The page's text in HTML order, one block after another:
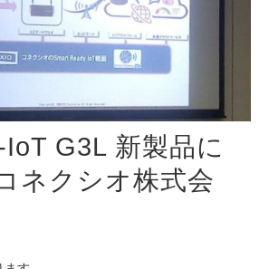
G3L 新製品に
ネクシオ株式会